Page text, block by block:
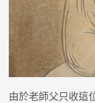
由於老師父只收這